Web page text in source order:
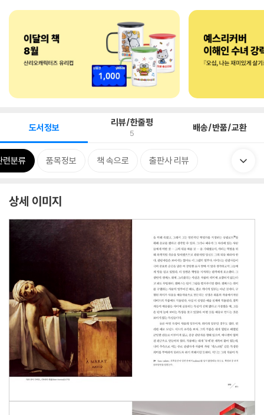
도서정보 리뷰/한줄평
5 배송/반품/교환
련분류 품목정보 책 속으로 출판사 리뷰
상세 이미지